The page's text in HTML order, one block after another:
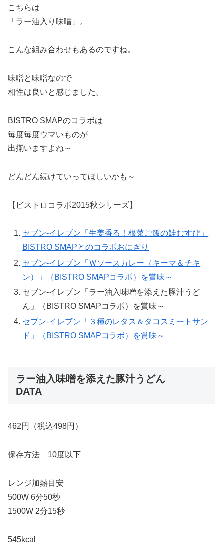
こちらは
「ラー油入り味噌」。
こんな組み合わせもあるのですね。
味噌と味噌なので
相性は良いと感じました。
BISTRO SMAPのコラボは
毎度毎度ウマいものが
出揃いますよね～
どんどん続けていってほしいかも～
【ビストロコラボ2015秋シリーズ】
セブン-イレブン「生姜香る！根菜ご飯の鮭むすび」
BISTRO SMAPとのコラボおにぎり
セブン-イレブン「Ｗソースカレー（キーマ＆チキ
ン）」（BISTRO SMAPコラボ）を賞味～
セブン-イレブン「ラー油入味噌を添えた豚汁うど
ん」（BISTRO SMAPコラボ）を賞味～
セブン-イレブン「３種のレタス＆タコスミートサン
ド」（BISTRO SMAPコラボ）を賞味～
ラー油入味噌を添えた豚汁うどん
DATA
462円（税込498円）
保存方法 10度以下
レンジ加熱目安
500W 6分50秒
1500W 2分15秒
545kcal